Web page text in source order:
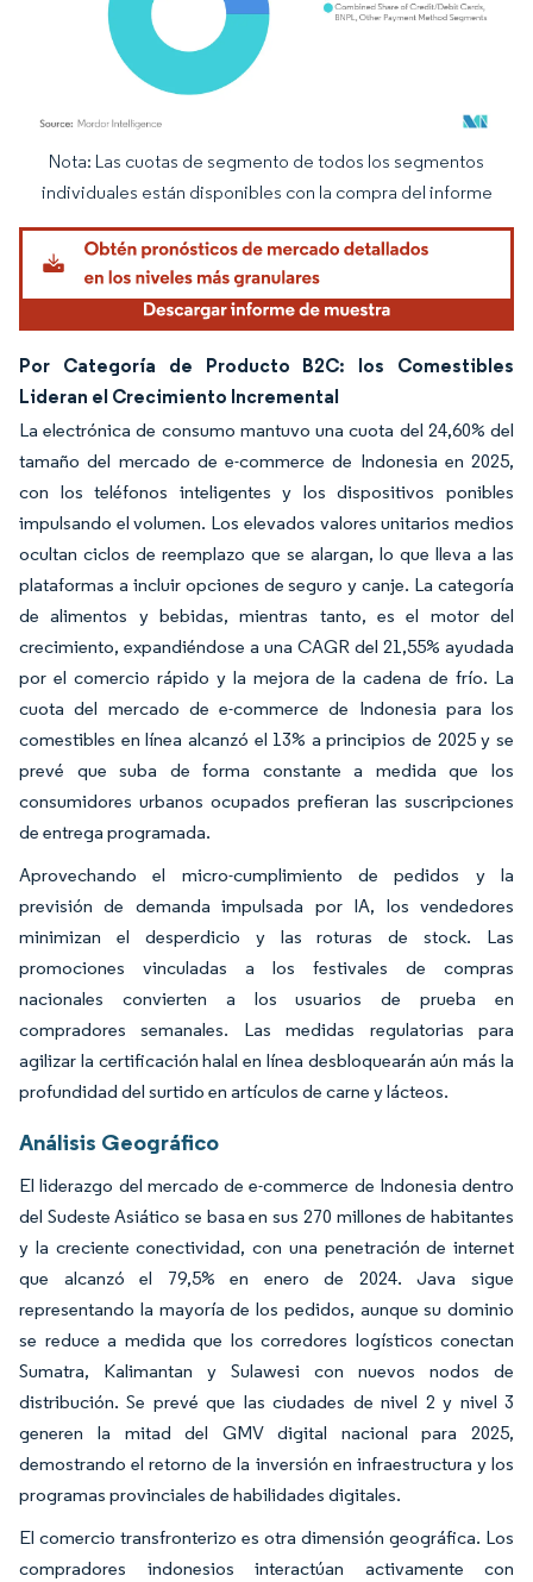
Imagen © Mordor Intelligence. El uso requiere atribución según CC BY 4.0.
Nota: Las cuotas de segmento de todos los segmentos
individuales están disponibles con la compra del informe
Por Categoría de Producto B2C: los Comestibles
Lideran el Crecimiento Incremental
La electrónica de consumo mantuvo una cuota del 24,60% del
tamaño del mercado de e-commerce de Indonesia en 2025,
con los teléfonos inteligentes y los dispositivos ponibles
impulsando el volumen. Los elevados valores unitarios medios
ocultan ciclos de reemplazo que se alargan, lo que lleva a las
plataformas a incluir opciones de seguro y canje. La categoría
de alimentos y bebidas, mientras tanto, es el motor del
crecimiento, expandiéndose a una CAGR del 21,55% ayudada
por el comercio rápido y la mejora de la cadena de frío. La
cuota del mercado de e-commerce de Indonesia para los
comestibles en línea alcanzó el 13% a principios de 2025 y se
prevé que suba de forma constante a medida que los
consumidores urbanos ocupados prefieran las suscripciones
de entrega programada.
Aprovechando el micro-cumplimiento de pedidos y la
previsión de demanda impulsada por IA, los vendedores
minimizan el desperdicio y las roturas de stock. Las
promociones vinculadas a los festivales de compras
nacionales convierten a los usuarios de prueba en
compradores semanales. Las medidas regulatorias para
agilizar la certificación halal en línea desbloquearán aún más la
profundidad del surtido en artículos de carne y lácteos.
Análisis Geográfico
El liderazgo del mercado de e-commerce de Indonesia dentro
del Sudeste Asiático se basa en sus 270 millones de habitantes
y la creciente conectividad, con una penetración de internet
que alcanzó el 79,5% en enero de 2024. Java sigue
representando la mayoría de los pedidos, aunque su dominio
se reduce a medida que los corredores logísticos conectan
Sumatra, Kalimantan y Sulawesi con nuevos nodos de
distribución. Se prevé que las ciudades de nivel 2 y nivel 3
generen la mitad del GMV digital nacional para 2025,
demostrando el retorno de la inversión en infraestructura y los
programas provinciales de habilidades digitales.
El comercio transfronterizo es otra dimensión geográfica. Los
compradores indonesios interactúan activamente con